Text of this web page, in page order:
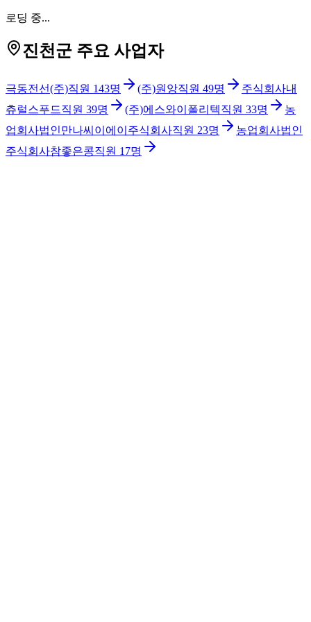
로딩 중...
진천군 주요 사업자
극동전선(주)직원 143명 (주)원앙직원 49명
주식회사내
츄럴스푸드직원 39명 (주)에스와이폴리텍직원 33명
농
업회사법인만나씨이에이주식회사직원 23명
농업회사법인
주식회사참좋은콩직원 17명